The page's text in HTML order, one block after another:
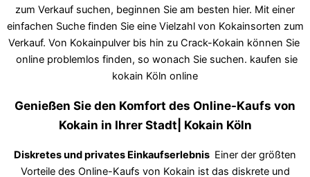
zum Verkauf suchen, beginnen Sie am besten hier. Mit einer
einfachen Suche finden Sie eine Vielzahl von Kokainsorten zum
Verkauf. Von Kokainpulver bis hin zu Crack-Kokain können Sie
online problemlos finden, so wonach Sie suchen. kaufen sie
kokain Köln online
Genießen Sie den Komfort des Online-Kaufs von
Kokain in Ihrer Stadt| Kokain Köln
Diskretes und privates Einkaufserlebnis Einer der größten
Vorteile des Online-Kaufs von Kokain ist das diskrete und